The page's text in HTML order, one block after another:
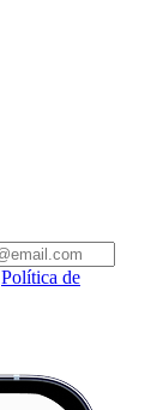
Política de